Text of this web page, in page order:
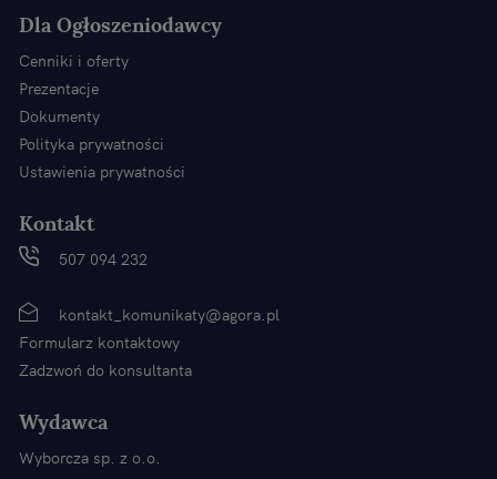
Dla Ogłoszeniodawcy
Cenniki i oferty
Prezentacje
Dokumenty
Polityka prywatności
Ustawienia prywatności
Kontakt
507 094 232
kontakt_komunikaty@agora.pl
Formularz kontaktowy
Zadzwoń do konsultanta
Wydawca
Wyborcza sp. z o.o.